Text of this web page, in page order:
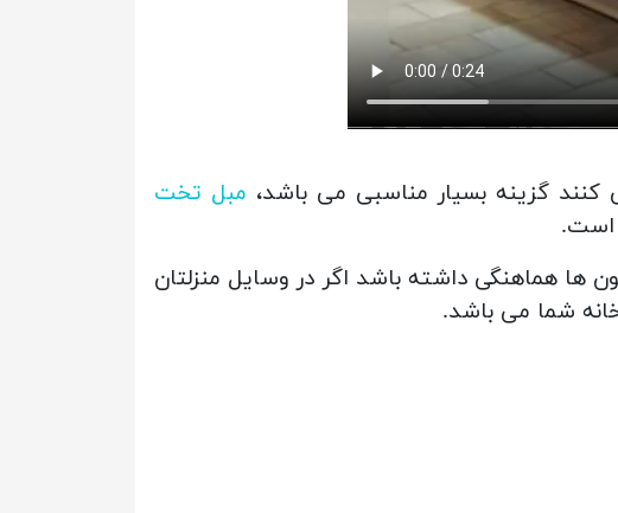
گزینه بسیار مناسبی می باشد، مبل تخت
هماهنگی داشته باشد اگر در وسایل منزلتان
شما می باشد.